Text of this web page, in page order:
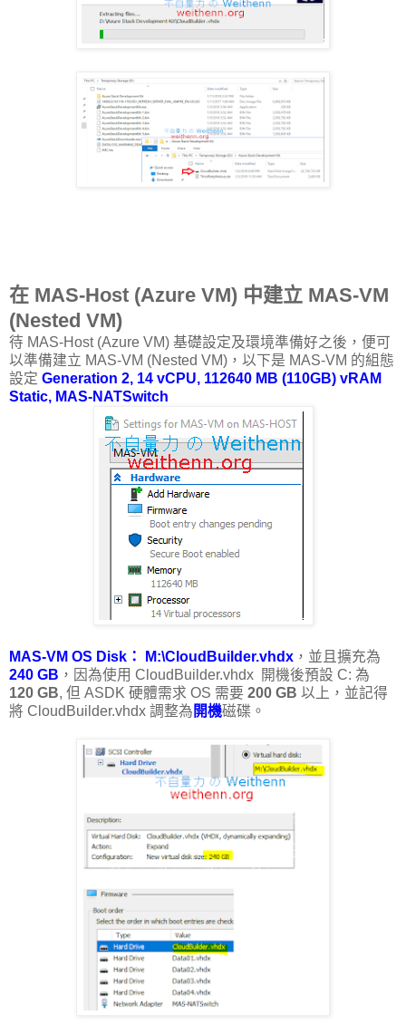
在 MAS-Host (Azure VM) 中建立 MAS-VM
(Nested VM)
待 MAS-Host (Azure VM) 基礎設定及環境準備好之後，便可
以準備建立 MAS-VM (Nested VM)，以下是 MAS-VM 的組態
設定 Generation 2, 14 vCPU, 112640 MB (110GB) vRAM
Static, MAS-NATSwitch
MAS-VM OS Disk： M:\CloudBuilder.vhdx ，並且擴充為
240 GB ，因為使用 CloudBuilder.vhdx 開機後預設 C: 為
120 GB, 但 ASDK 硬體需求 OS 需要 200 GB 以上，並記得
將 CloudBuilder.vhdx 調整為 開機磁碟。